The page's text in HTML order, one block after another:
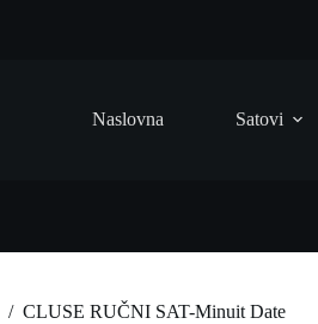
Naslovna Satovi
/ CLUSE RUČNI SAT-Minuit Date